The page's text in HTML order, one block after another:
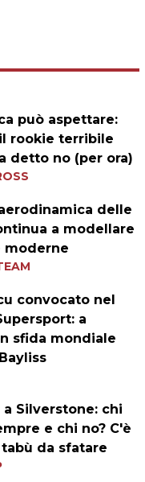
può aspettare:
rookie terribile
detto no (per ora)
delle
a modellare
moderne
convocato nel
a
sfida mondiale
a Silverstone: chi
e chi no? C'è
tabù da sfatare